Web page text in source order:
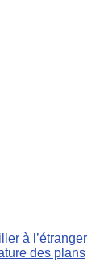
à l’étranger
des plans